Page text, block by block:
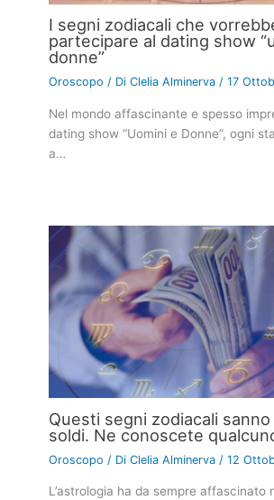
I segni zodiacali che
partecipare al dating show
donne”
Oroscopo / DiClelia Alminerva/17
Nel mondo affascinante e spesso
dating show “Uomini e Donne”, ogni
a…
Questi segni zodiacali
soldi. Ne conoscete
Oroscopo / DiClelia Alminerva /12
L’astrologia ha da sempre affascinato